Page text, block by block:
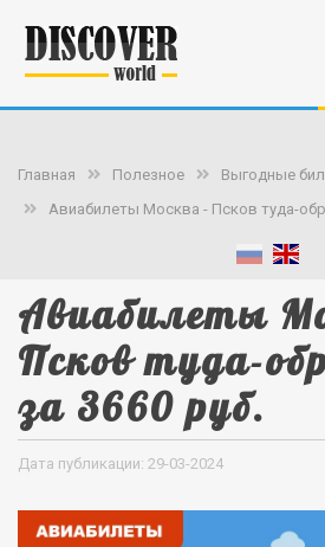
Главная Полезное
Выгодные
Авиабилеты Москва - Псков туда-
Авиабилеты
Псков туда-
за 3660 руб.
Дата публикации: 29-03-2024